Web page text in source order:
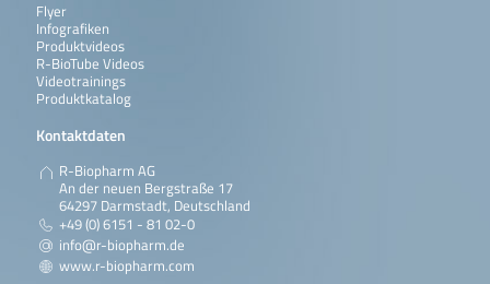
Flyer
Infografiken
Produktvideos
R-BioTube Videos
Videotrainings
Produktkatalog
Kontaktdaten
R-Biopharm AG
An der neuen Bergstraße 17
64297 Darmstadt, Deutschland
+49 (0) 6151 - 81 02-0
info@r-biopharm.de
www.r-biopharm.com